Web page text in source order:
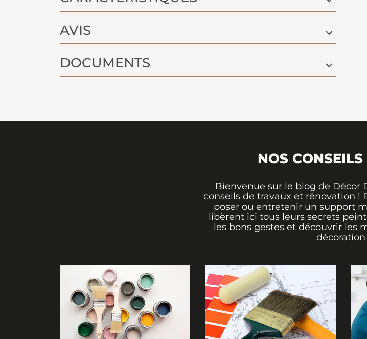
AVIS
DOCUMENTS
NOS CONSEILS
Bienvenue sur le blog de Décor
conseils de travaux et rénovation !
poser ou entretenir un support
libèrent ici tous leurs secrets
les bons gestes et découvrir les
décoration